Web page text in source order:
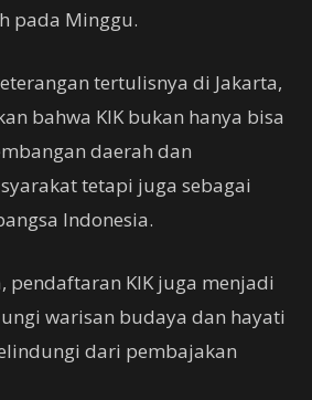
pada Minggu.
tertulisnya di Jakarta,
bahwa KIK bukan hanya bisa
daerah dan
tetapi juga sebagai
Indonesia.
pendaftaran KIK juga menjadi
warisan budaya dan hayati
dari pembajakan